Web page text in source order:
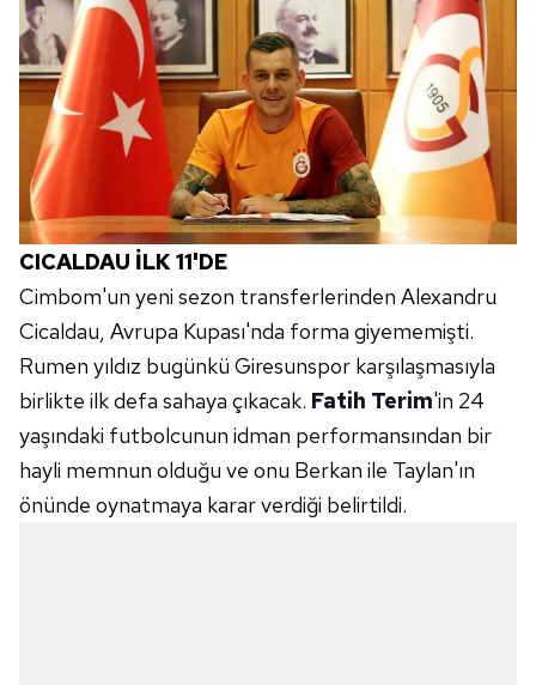
CICALDAU İLK 11'DE
Cimbom'un yeni sezon transferlerinden Alexandru
Cicaldau, Avrupa Kupası'nda forma giyememişti.
Rumen yıldız bugünkü Giresunspor karşılaşmasıyla
birlikte ilk defa sahaya çıkacak. Fatih Terim'in 24
yaşındaki futbolcunun idman performansından bir
hayli memnun olduğu ve onu Berkan ile Taylan'ın
önünde oynatmaya karar verdiği belirtildi.